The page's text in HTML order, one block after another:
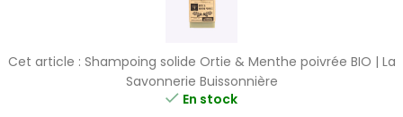
&
Menthe
BIO
|
Cet article : Shampoing solide Ortie & Menthe poivrée BIO | La
Savonnerie Buissonnière
En stock